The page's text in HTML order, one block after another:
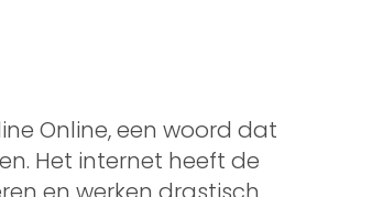
Online, een woord dat
Het internet heeft de